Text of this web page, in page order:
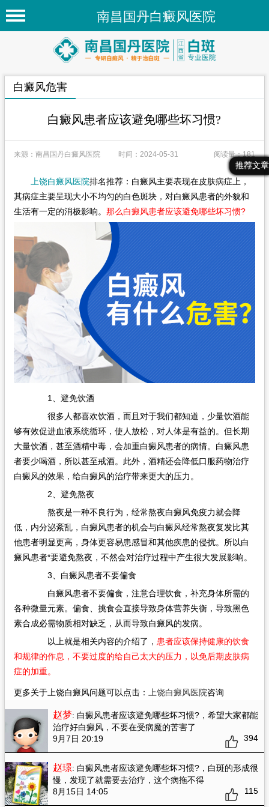
南昌国丹白癜风医院
首页
医院新闻
专家团队
先进技术
白癜风常识
白癜风人群
白癜风部位
在线问诊
最新文章
热门文章
推荐文章
白癜风危害
白癜风患者应该避免哪些坏习惯?
来源：南昌国丹白癜风医院 时间：2024-05-31 阅读量：181
上饶白癜风医院排名推荐：白癜风主要表现在皮肤病症上，
其病症主要呈现大小不均匀的白色斑块，对白癜风患者的外貌和
生活有一定的消极影响。 那么白癜风患者应该避免哪些坏习惯?
1、避免饮酒
很多人都喜欢饮酒，而且对于我们都知道，少量饮酒能
够有效促进血液系统循环，使人放松，对人体是有益的。但长期
大量饮酒，甚至酒精中毒，会加重白癜风患者的病情。白癜风患
者要少喝酒，所以甚至戒酒。此外，酒精还会降低口服药物治疗
白癜风的效果，给白癜风的治疗带来更大的压力。
2、避免熬夜
熬夜是一种不良行为，经常熬夜白癜风免疫力就会降
低，内分泌紊乱，白癜风患者的机会与白癜风经常熬夜复发比其
他患者明显更高，身体更容易患感冒和其他疾患的侵扰。所以白
癜风患者*要避免熬夜，不然会对治疗过程中产生很大发展影响。
3、白癜风患者不要偏食
白癜风患者不要偏食，注意合理饮食，补充身体所需的
各种微量元素。偏食、挑食会直接导致身体营养失衡，导致黑色
素合成必需物质相对缺乏，从而导致白癜风的发病。
以上就是相关内容的介绍了， 患者应该保持健康的饮食
和规律的作息，不要过度的给自己太大的压力，以免后期皮肤病
症的加重。
更多关于上饶白癜风问题可以点击： 上饶白癜风医院咨询
赵梦: 白癜风患者应该避免哪些坏习惯?，希望大家都能
治疗好白癜风，不要在受病魔的苦害了
9月7日 20:19
394
赵璟: 白癜风患者应该避免哪些坏习惯?，白斑的形成很
慢，发现了就需要去治疗，这个病拖不得
8月15日 14:05
115